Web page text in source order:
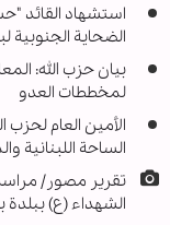
استشهاد القائد
الضحاية الجنوبية
بيان حزب الله:
لمخططات العدو
الأمين العام
الساحة اللبنانية
تقرير مصور/
الشهداء (ع)